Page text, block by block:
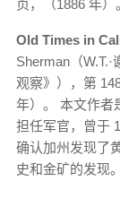
页，（1886 年）
Old Times in
Sherman（
观察》），第
年）。 本文作者
担任军官，曾于
确认加州发现了
史和金矿的发现。